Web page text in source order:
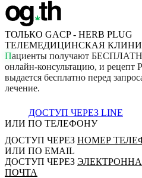
ТОЛЬКО GACP - HERB PLUG
ТЕЛЕМЕДИЦИНСКАЯ
Пациенты получают БЕСПЛАТН
онлайн-консультацию, и рецепт P
выдается бесплатно перед запрос
лечение.
ДОСТУП ЧЕРЕЗ LINE
ИЛИ ПО ТЕЛЕФОНУ
ДОСТУП ЧЕРЕЗ НОМЕР
ИЛИ ПО EMAIL
ДОСТУП ЧЕРЕЗ
ПОЧТА